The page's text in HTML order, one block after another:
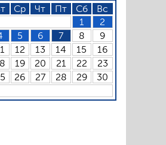
Ср Чт Пт Сб
Вс
1
2
5 6 7 8
9
12 13 14 15
16
19 20 21 22
23
26 27 28 29
30